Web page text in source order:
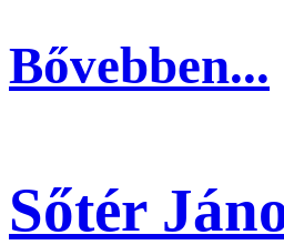
Bővebben...
Sőtér